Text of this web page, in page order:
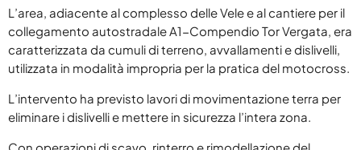
L’area, adiacente al complesso delle Vele e al cantiere per il
collegamento autostradale A1-Compendio Tor Vergata, era
caratterizzata da cumuli di terreno, avvallamenti e dislivelli,
utilizzata in modalità impropria per la pratica del motocross.
L’intervento ha previsto lavori di movimentazione terra per
eliminare i dislivelli e mettere in sicurezza l’intera zona.